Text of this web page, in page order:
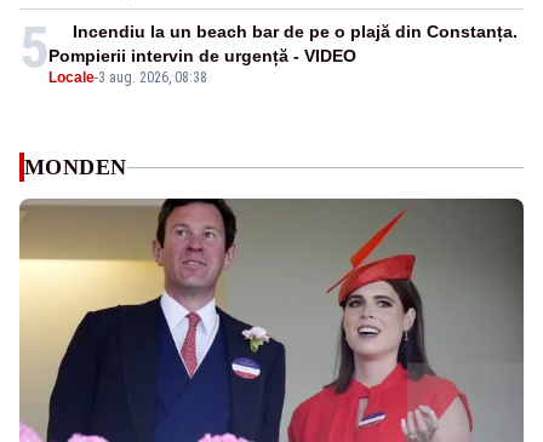
5 Locale-3 aug. 2026, 08:38
Incendiu la un beach bar de pe o plajă din Constanța.
Pompierii intervin de urgență - VIDEO
MONDEN